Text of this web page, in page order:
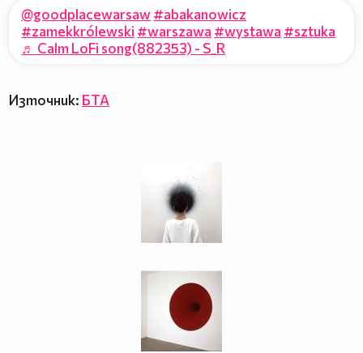
@goodplacewarsaw#abakanowicz
#zamekkrólewski #warszawa #wystawa #sztuka
♬ Calm LoFi song(882353) - S_R
Източник: БТА